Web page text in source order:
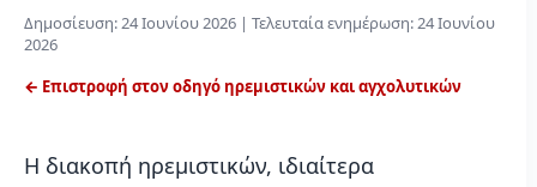
Δημοσίευση:24 Ιουνίου 2026 | Τελευταία ενημέρωση:24 Ιουνίου
2026
← Επιστροφή στον οδηγό ηρεμιστικών και αγχολυτικών
Η διακοπή ηρεμιστικών, ιδιαίτερα